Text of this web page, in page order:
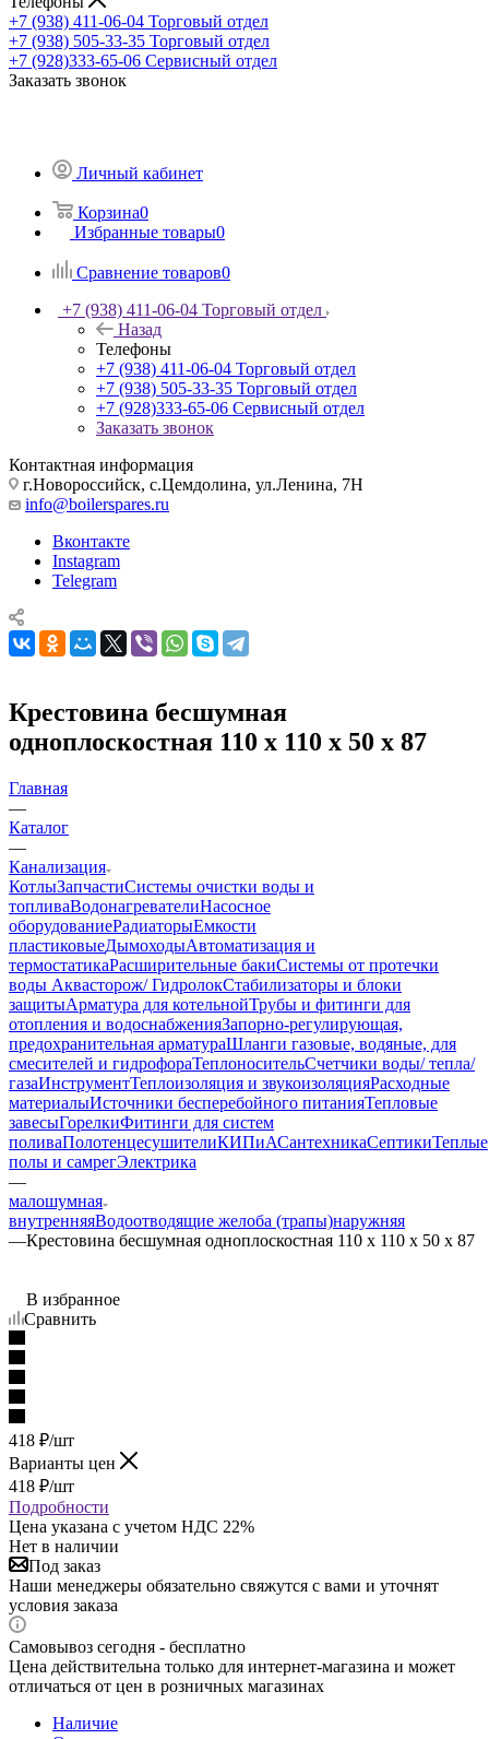
+7 (938) 411-06-04 Торговый отдел
+7 (938) 505-33-35 Торговый отдел
+7 (928)333-65-06 Сервисный отдел
Заказать звонок
Личный кабинет
Корзина0
Избранные товары0
Сравнение товаров0
+7 (938) 411-06-04 Торговый отдел
Назад
Телефоны
+7 (938) 411-06-04 Торговый отдел
+7 (938) 505-33-35 Торговый отдел
+7 (928)333-65-06 Сервисный отдел
Заказать звонок
Контактная информация
г.Новороссийск, с.Цемдолина, ул.Ленина, 7Н
info@boilerspares.ru
Вконтакте
Instagram
Telegram
Крестовина бесшумная
одноплоскостная 110 х 110 х 50 х 87
Главная
—
Каталог
—
Канализация
КотлыЗапчастиСистемы очистки воды и
топливаВодонагревателиНасосное
оборудованиеРадиаторыЕмкости
пластиковыеДымоходыАвтоматизация и
термостатикаРасширительные бакиСистемы от протечки
воды Аквасторож/ ГидролокСтабилизаторы и блоки
защитыАрматура для котельнойТрубы и фитинги для
отопления и водоснабженияЗапорно-регулирующая,
предохранительная арматураШланги газовые, водяные, для
смесителей и гидрофораТеплоносительСчетчики воды/ тепла/
газаИнструментТеплоизоляция и звукоизоляцияРасходные
материалыИсточники бесперебойного питанияТепловые
завесыГорелкиФитинги для систем
поливаПолотенцесушителиКИПиАСантехникаСептикиТеплые
полы и самрегЭлектрика
—
малошумная
внутренняяВодоотводящие желоба (трапы)наружняя
—Крестовина бесшумная одноплоскостная 110 х 110 х 50 х 87
В избранное
Сравнить
418 ₽/шт
Варианты цен
418 ₽/шт
Подробности
Цена указана с учетом НДС 22%
Нет в наличии
Под заказ
Наши менеджеры обязательно свяжутся с вами и уточнят
условия заказа
Самовывоз сегодня - бесплатно
Цена действительна только для интернет-магазина и может
отличаться от цен в розничных магазинах
Наличие